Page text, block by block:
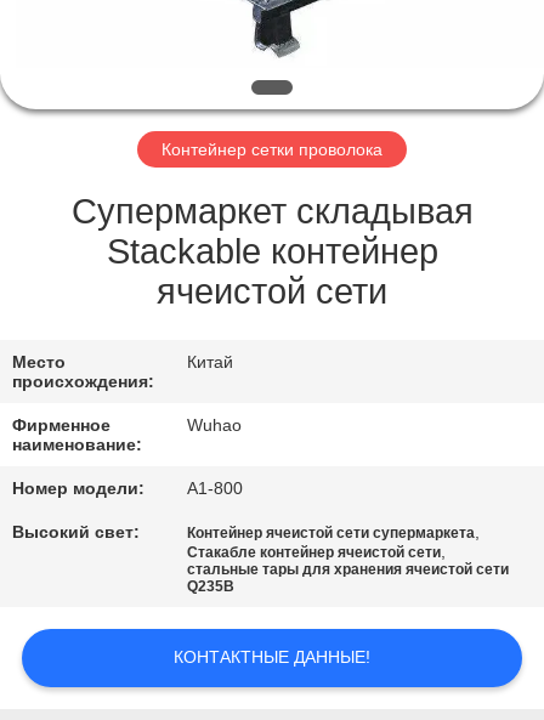
СВЯЖИТЕСЬ
МЫ
СПРОСИТЕ
ЦИТАТУ
САЙТА
PRIVACY
POLICY
Контейнер сетки проволока
Супермаркет складывая
Stackable контейнер
ячеистой сети
Место
происхождения:
Китай
Фирменное
наименование:
Wuhao
Номер модели: А1-800
Высокий свет: Контейнер ячеистой сети супермаркета,
Стакабле контейнер ячеистой сети,
стальные тары для хранения ячеистой сети
Q235B
КОНТАКТНЫЕ ДАННЫЕ!